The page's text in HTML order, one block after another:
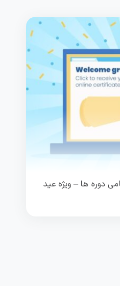
دوره ها – ویژه عید